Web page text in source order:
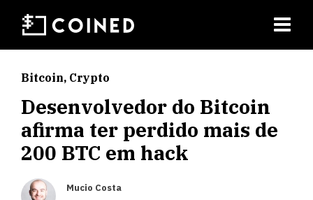
Bitcoin, Crypto
Desenvolvedor do Bitcoin
afirma ter perdido mais de
200 BTC em hack
Mucio Costa